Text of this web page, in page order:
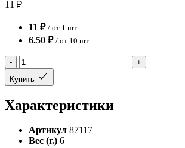
11 ₽
11 ₽ / от 1 шт.
6.50 ₽ / от 10 шт.
-
+
Купить
Характеристики
Артикул 87117
Вес (г.) 6